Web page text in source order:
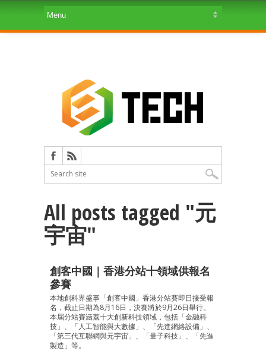
All posts tagged "元
宇宙"
創客中國｜香港分站十領域供報名
參賽
本地創科界盛事「創客中國」香港分站賽即日接受報
名，截止日期為8月16日，決賽將於9月26日舉行。
本屆分站賽涵蓋十大創新科技領域，包括「金融科
技」、「人工智能與大數據」、「先進網絡設備」、
「第三代互聯網與元宇宙」、「量子科技」、「先進
製造」等。